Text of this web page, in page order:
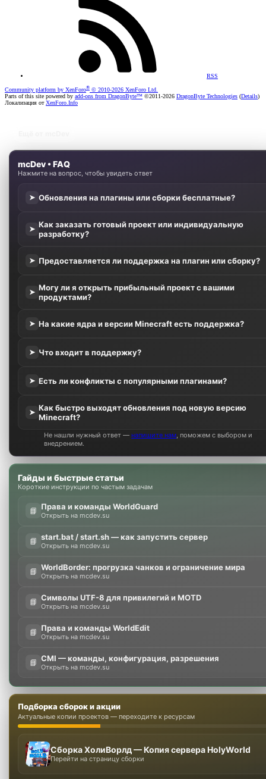
RSS
Community platform by XenForo® © 2010-2026 XenForo Ltd.
Parts of this site powered by add-ons from DragonByte™ ©2011-2026 DragonByte Technologies (Details)
Локализация отXenForo.Info
mcDev • FAQ
Нажмите на вопрос, чтобы увидеть ответ
➤ Обновления на плагины или сборки бесплатные?
➤ Как заказать готовый проект или индивидуальную
разработку?
➤ Предоставляется ли поддержка на плагин или сборку?
➤ Могу ли я открыть прибыльный проект с вашими
продуктами?
➤ На какие ядра и версии Minecraft есть поддержка?
➤ Что входит в поддержку?
➤ Есть ли конфликты с популярными плагинами?
➤ Как быстро выходят обновления под новую версию
Minecraft?
Не нашли нужный ответ —напишите нам , поможем с выбором и
внедрением.
Гайды и быстрые статьи
Короткие инструкции по частым задачам
📘 Права и команды WorldGuard
Открыть на mcdev.su
📘 start.bat / start.sh — как запустить сервер
Открыть на mcdev.su
📘 WorldBorder: прогрузка чанков и ограничение мира
Открыть на mcdev.su
📘 Символы UTF-8 для привилегий и MOTD
Открыть на mcdev.su
📘 Права и команды WorldEdit
Открыть на mcdev.su
📘 CMI — команды, конфигурация, разрешения
Открыть на mcdev.su
Подборка сборок и акции
Актуальные копии проектов — переходите к ресурсам
Сборка ХолиВорлд — Копия сервера HolyWorld
Перейти на страницу сборки